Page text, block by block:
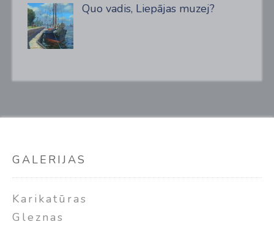
Quo vadis, Liepājas muzej?
GALERIJAS
Karikatūras
Gleznas